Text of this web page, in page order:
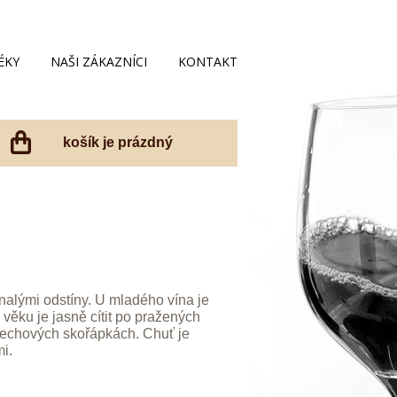
NAŠI ZÁKAZNÍCI KONTAKT
košík je prázdný
odstíny. U mladého vína je
je jasně cítit po pražených
skořápkách. Chuť je